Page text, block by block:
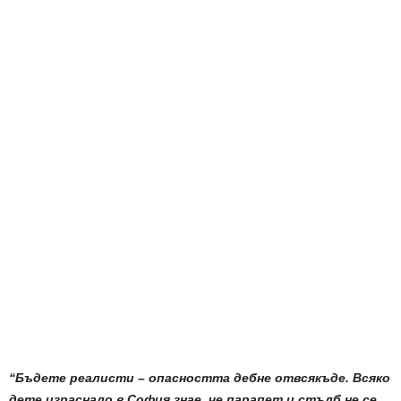
“Бъдете реалисти – опасността дебне отвсякъде. Всяко